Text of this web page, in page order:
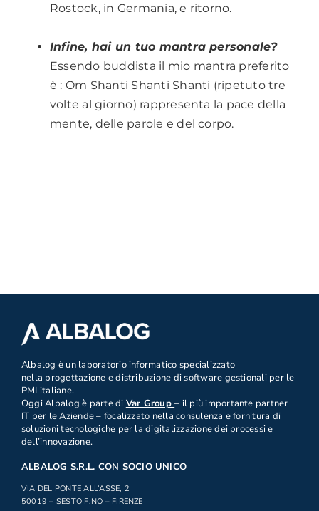
Rostock, in Germania, e ritorno.
Infine, hai un tuo mantra personale?
Essendo buddista il mio mantra preferito
è : Om Shanti Shanti Shanti (ripetuto tre
volte al giorno) rappresenta la pace della
mente, delle parole e del corpo.
Albalog è un laboratorio informatico specializzato
nella progettazione e distribuzione di software gestionali per le
PMI italiane.
Oggi Albalog è parte di Var Group– il più importante partner
IT per le Aziende – focalizzato nella consulenza e fornitura di
soluzioni tecnologiche per la digitalizzazione dei processi e
dell’innovazione.
ALBALOG S.R.L. CON SOCIO UNICO
VIA DEL PONTE ALL’ASSE, 2
50019 – SESTO F.NO – FIRENZE